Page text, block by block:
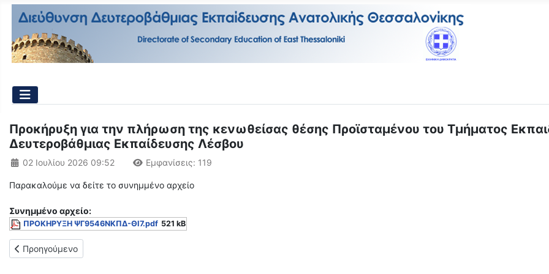
Προκήρυξη για την πλήρωση της κενωθείσας θέσης Προϊσταμένου του Τμήματος
Δευτεροβάθμιας Εκπαίδευσης Λέσβου
Λεπτομέρειες
02 Ιουλίου 2026 09:52 Εμφανίσεις: 119
Παρακαλούμε να δείτε το συνημμένο αρχείο
Συνημμένo αρχείο:
ΠΡΟΚΗΡΥΞΗ ΨΓ9546ΝΚΠΔ-ΘΙ7.pdf 521 kB
Προηγούμενο άρθρο: Αναμορφωμένος Προσωρινός Αξιολογικός Πίνακας υποψηφίων Εκπαιδευτικών των Πρότυπων
Προηγούμενο